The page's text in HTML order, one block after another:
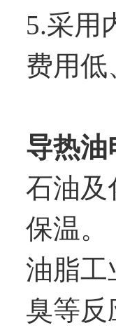
5.采用
费用低
导热
石油及
保温。
油脂工
臭等反